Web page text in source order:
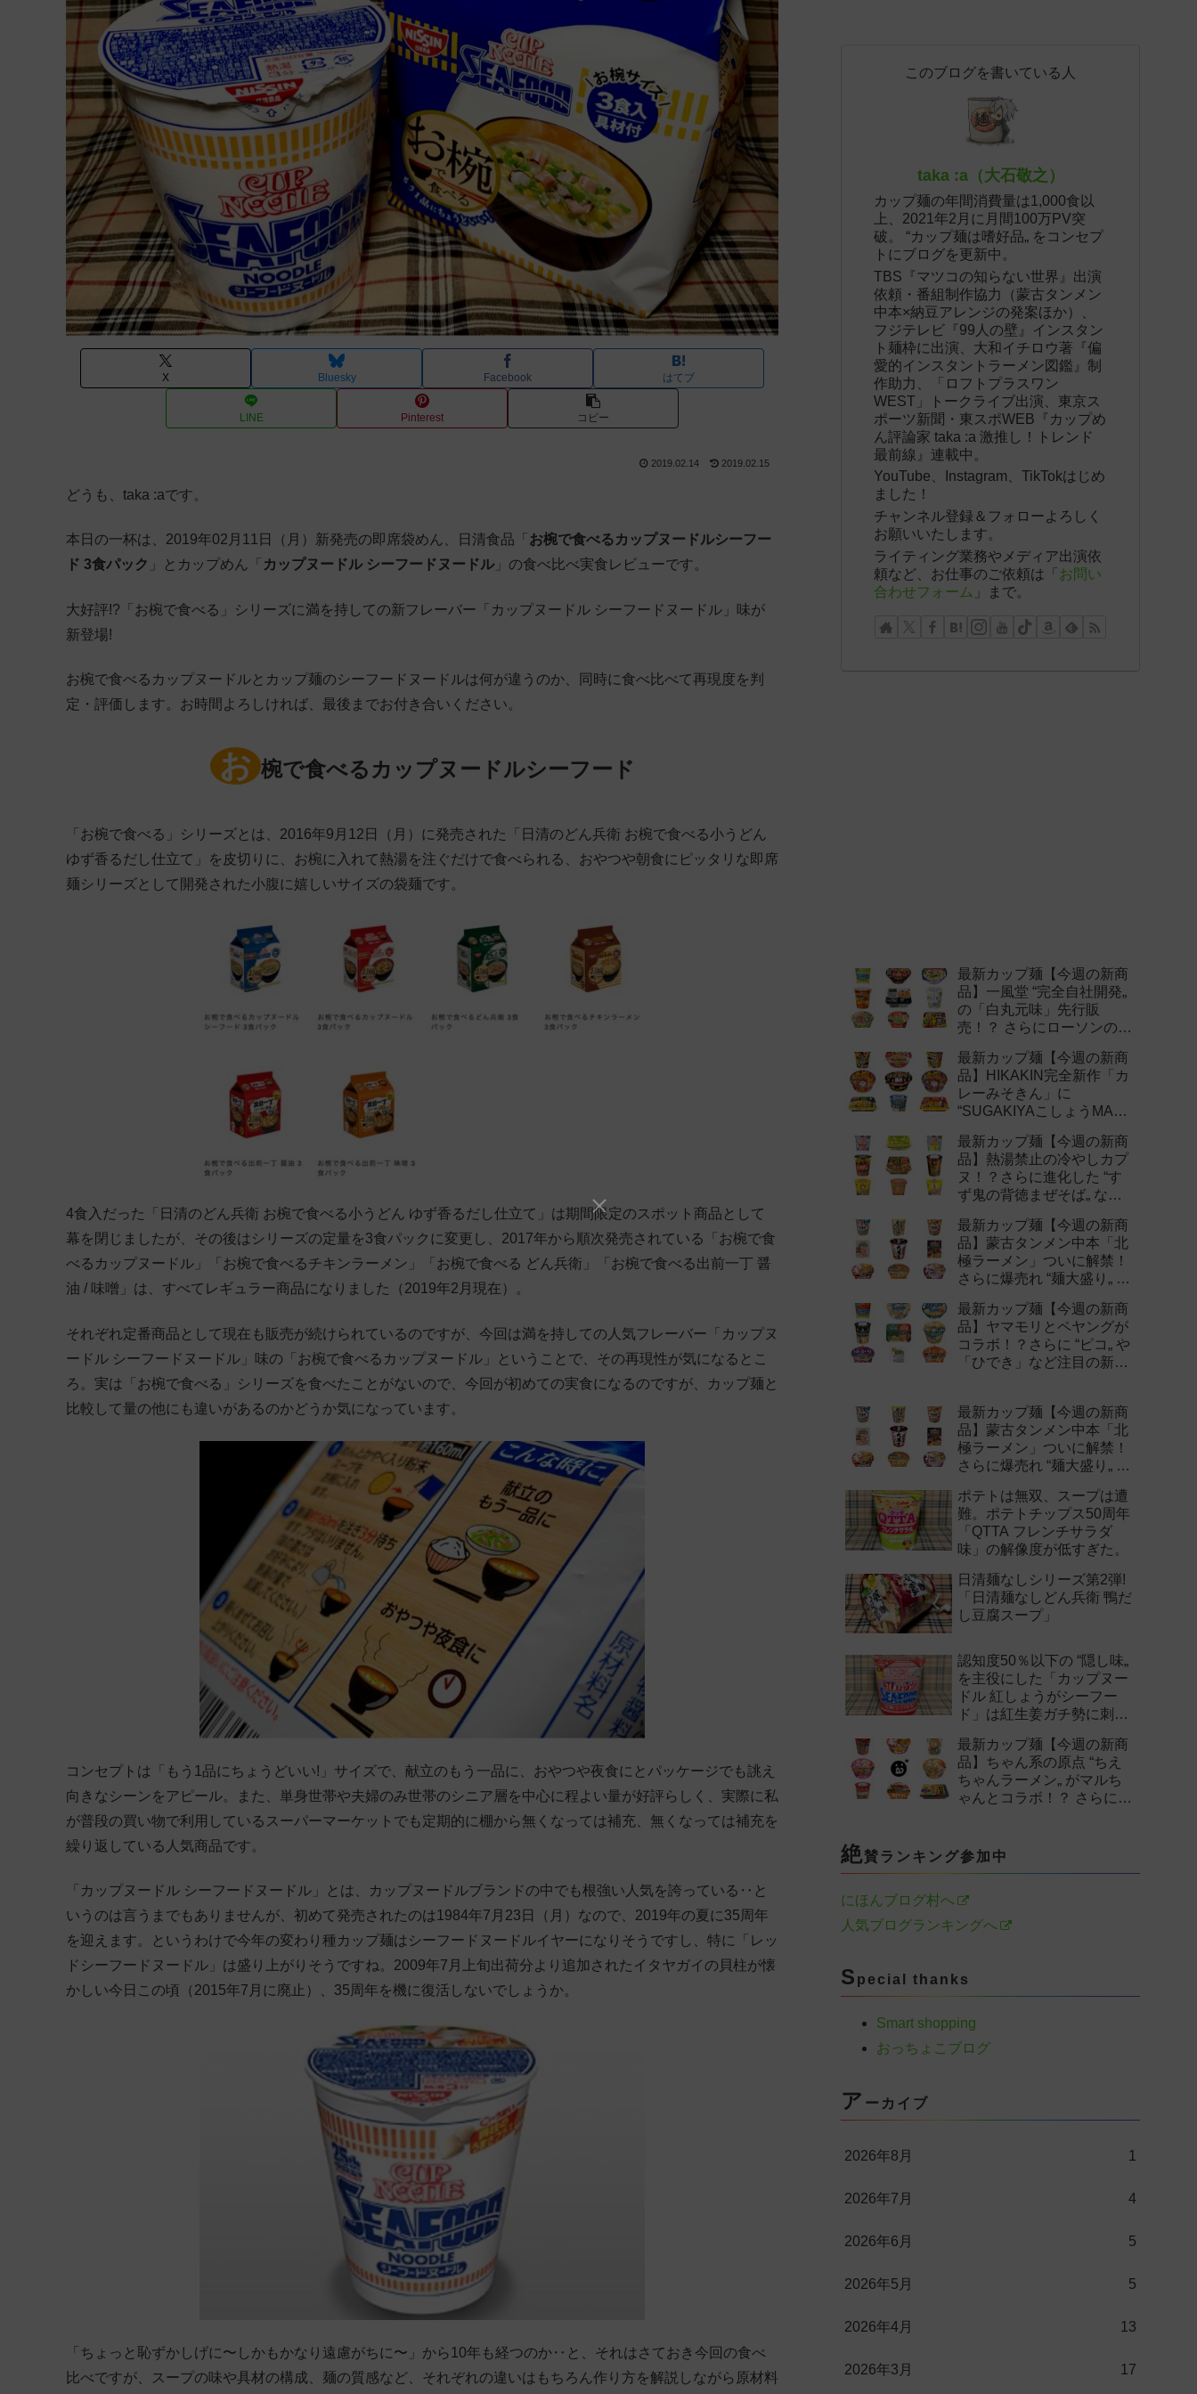
X Bluesky Facebook はてブ
LINE Pinterest コピー
2019.02.14 2019.02.15
どうも、taka :aです。
本日の一杯は、2019年02月11日（月）新発売の即席袋めん、日清食品「 お椀で食べるカップヌードルシーフー
ド 3食パック 」とカップめん「 カップヌードル シーフードヌードル」の食べ比べ実食レビューです。
大好評!?「お椀で食べる」シリーズに満を持しての新フレーバー「カップヌードル シーフードヌードル」味が
新登場!
お椀で食べるカップヌードルとカップ麺のシーフードヌードルは何が違うのか、同時に食べ比べて再現度を判
定・評価します。お時間よろしければ、最後までお付き合いください。
お 椀で食べるカップヌードルシーフード
「お椀で食べる」シリーズとは、2016年9月12日（月）に発売された「日清のどん兵衛 お椀で食べる小うどん
ゆず香るだし仕立て」を皮切りに、お椀に入れて熱湯を注ぐだけで食べられる、おやつや朝食にピッタリな即席
麺シリーズとして開発された小腹に嬉しいサイズの袋麺です。
4食入だった「日清のどん兵衛 お椀で食べる小うどん ゆず香るだし仕立て」は期間限定のスポット商品として
幕を閉じましたが、その後はシリーズの定量を3食パックに変更し、2017年から順次発売されている「お椀で食
べるカップヌードル」「お椀で食べるチキンラーメン」「お椀で食べる どん兵衛」「お椀で食べる出前一丁 醤
油 / 味噌」は、すべてレギュラー商品になりました（2019年2月現在）。
それぞれ定番商品として現在も販売が続けられているのですが、今回は満を持しての人気フレーバー「カップヌ
ードル シーフードヌードル」味の「お椀で食べるカップヌードル」ということで、その再現性が気になるとこ
ろ。実は「お椀で食べる」シリーズを食べたことがないので、今回が初めての実食になるのですが、カップ麺と
比較して量の他にも違いがあるのかどうか気になっています。
コンセプトは「もう1品にちょうどいい!」サイズで、献立のもう一品に、おやつや夜食にとパッケージでも誂え
向きなシーンをアピール。また、単身世帯や夫婦のみ世帯のシニア層を中心に程よい量が好評らしく、実際に私
が普段の買い物で利用しているスーパーマーケットでも定期的に棚から無くなっては補充、無くなっては補充を
繰り返している人気商品です。
「カップヌードル シーフードヌードル」とは、カップヌードルブランドの中でも根強い人気を誇っている‥と
いうのは言うまでもありませんが、初めて発売されたのは1984年7月23日（月）なので、2019年の夏に35周年
を迎えます。というわけで今年の変わり種カップ麺はシーフードヌードルイヤーになりそうですし、特に「レッ
ドシーフードヌードル」は盛り上がりそうですね。2009年7月上旬出荷分より追加されたイタヤガイの貝柱が懐
かしい今日この頃（2015年7月に廃止）、35周年を機に復活しないでしょうか。
「ちょっと恥ずかしげに〜しかもかなり遠慮がちに〜」から10年も経つのか‥と、それはさておき今回の食べ
比べですが、スープの味や具材の構成、麺の質感など、それぞれの違いはもちろん作り方を解説しながら原材料
このブログを書いている人
taka :a（大石敬之）
カップ麺の年間消費量は1,000食以
上、2021年2月に月間100万PV突
破。 “カップ麺は嗜好品„ をコンセプ
トにブログを更新中。
TBS『マツコの知らない世界』出演
依頼・番組制作協力（蒙古タンメン
中本×納豆アレンジの発案ほか）、
フジテレビ『99人の壁』インスタン
ト麺枠に出演、大和イチロウ著『偏
愛的インスタントラーメン図鑑』制
作助力、「ロフトプラスワン
WEST」トークライブ出演、東京ス
ポーツ新聞・東スポWEB『カップめ
ん評論家 taka :a 激推し！トレンド
最前線』連載中。
YouTube、Instagram、TikTokはじめ
ました！
チャンネル登録＆フォローよろしく
お願いいたします。
ライティング業務やメディア出演依
頼など、お仕事のご依頼は「 お問い
合わせフォーム 」まで。
最新カップ麺【今週の新商
品】一風堂 “完全自社開発„
の「白丸元味」先行販
売！？ さらにローソンの激
新作まとめ！
最新カップ麺【今週の新商
品】HIKAKIN完全新作「カ
レーみそきん」に
“SUGAKIYAこしょうMAX„
最新カップ麺【今週の新商
品】熱湯禁止の冷やしカプ
ヌ！？さらに進化した “す
ず鬼の背徳まぜそば„ など
最新カップ麺【今週の新商
品】蒙古タンメン中本「北
極ラーメン」ついに解禁！
さらに爆売れ “麺大盛り„ シ
作まとめ！
最新カップ麺【今週の新商
品】ヤマモリとペヤングが
コラボ！？さらに “ピコ„ や
「ひでき」など注目の新作
最新カップ麺【今週の新商
品】蒙古タンメン中本「北
極ラーメン」ついに解禁！
さらに爆売れ “麺大盛り„ シ
作まとめ！
ポテトは無双、スープは遭
難。ポテトチップス50周年
「QTTA フレンチサラダ
味」の解像度が低すぎた。
日清麺なしシリーズ第2弾!
「日清麺なしどん兵衛 鴨だ
し豆腐スープ」
認知度50％以下の “隠し味„
を主役にした「カップヌー
ドル 紅しょうがシーフー
ド」は紅生姜ガチ勢に刺さ
最新カップ麺【今週の新商
品】ちゃん系の原点 “ちえ
ちゃんラーメン„ がマルち
ゃんとコラボ！？ さらに
絶賛ランキング参加中
にほんブログ村へ
人気ブログランキングへ
S pecial thanks
Smart shopping
おっちょこブログ
ア ーカイブ
2026年8月 1
2026年7月 4
2026年6月 5
2026年5月 5
2026年4月 13
2026年3月 17